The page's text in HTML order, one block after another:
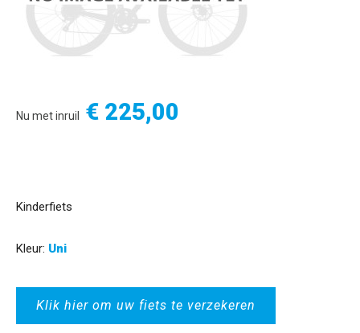
Nu met inruil € 225,00
Kinderfiets
Kleur: Uni
Klik hier om uw fiets te verzekeren